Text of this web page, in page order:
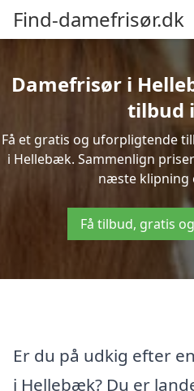
Find-damefrisør.dk
Damefrisør i
tilbud
Få et gratis og uforpligtende
i Hellebæk. Sammenlign
næste klipning
Få tilbud, gratis
Er du på udkig efter
i Hellebæk? Du er